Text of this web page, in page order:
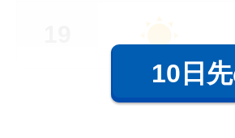
10日